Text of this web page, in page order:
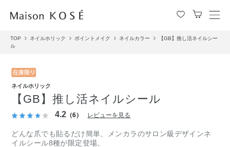
メ
ュ
TOP ネイルホリック ポイントメイク ネイルカラー
【GB】推し活ネイルシー
ル
ネイルホリック
【GB】推し活ネイルシール
4.2 （6） レビューを見る
どんな爪でも貼るだけ簡単、メンカラのサロン級デザインネ
イルシール8種が限定登場。